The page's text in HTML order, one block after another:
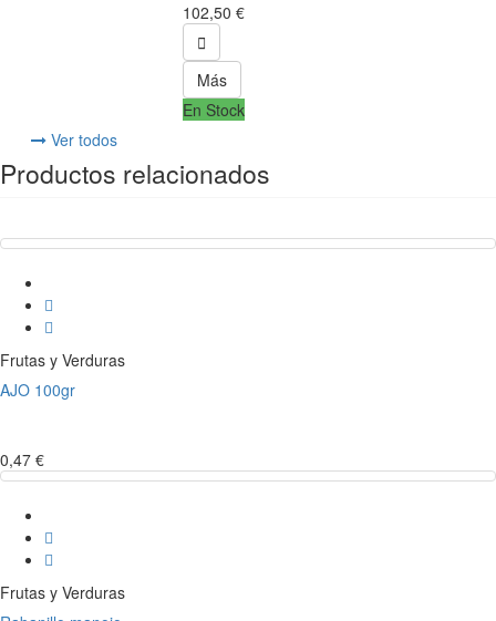
102,50 €

Más
En Stock
Ver todos
Productos relacionados
Frutas y Verduras
AJO 100gr
0,47 €
Frutas y Verduras